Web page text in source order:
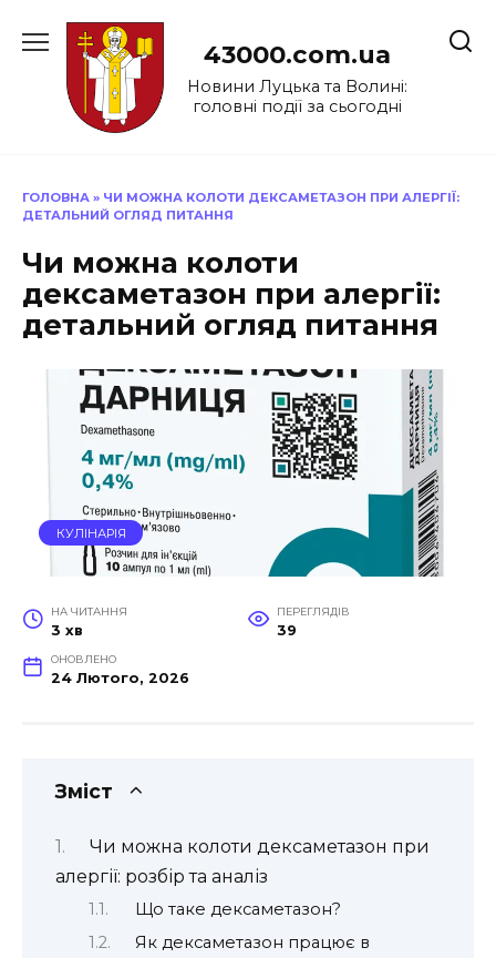
до
43000.com.ua
Новини Луцька та Волині:
головні події за сьогодні
ГОЛОВНА » ЧИ МОЖНА КОЛОТИ ДЕКСАМЕТАЗОН ПРИ АЛЕРГІЇ:
ДЕТАЛЬНИЙ ОГЛЯД ПИТАННЯ
Чи можна колоти
дексаметазон при алергії:
детальний огляд питання
КУЛІНАРІЯ
НА ЧИТАННЯ
3 хв
ПЕРЕГЛЯДІВ
39
ОНОВЛЕНО
24 Лютого, 2026
Зміст
Чи можна колоти дексаметазон при
алергії: розбір та аналіз
Що таке дексаметазон?
Як дексаметазон працює в